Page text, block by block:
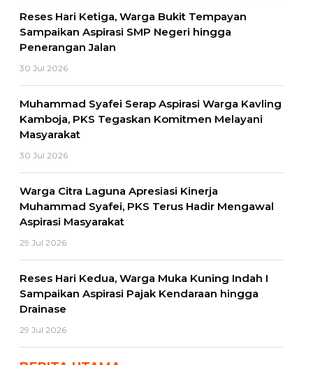
Reses Hari Ketiga, Warga Bukit Tempayan
Sampaikan Aspirasi SMP Negeri hingga
Penerangan Jalan
30 Jul 2026
Muhammad Syafei Serap Aspirasi Warga Kavling
Kamboja, PKS Tegaskan Komitmen Melayani
Masyarakat
30 Jul 2026
Warga Citra Laguna Apresiasi Kinerja
Muhammad Syafei, PKS Terus Hadir Mengawal
Aspirasi Masyarakat
29 Jul 2026
Reses Hari Kedua, Warga Muka Kuning Indah I
Sampaikan Aspirasi Pajak Kendaraan hingga
Drainase
29 Jul 2026